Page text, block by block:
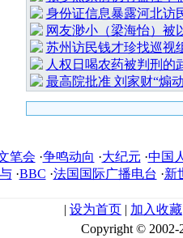
身份证信息暴露河北访
网友渺小（梁海怡）被
苏州访民钱才珍找巡视
人权日喝农药被判刑的
最高院批准 刘家财“煽
笔会 ·争鸣动向 ·大纪元 ·中国
·BBC ·法国国际广播电台 ·新
| 设为首页 | 加入收藏
Copyright ©